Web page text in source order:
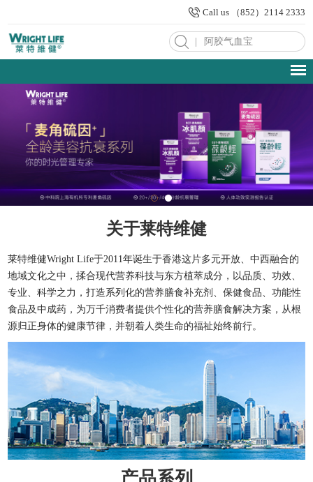
Call us （852）2114 2333
关于莱特维健
莱特维健Wright Life于2011年诞生于香港这片多元开放、中西融合的
地域文化之中，揉合现代营养科技与东方植萃成分，以品质、功效、
专业、科学之力，打造系列化的营养膳食补充剂、保健食品、功能性
食品及中成药，为万千消费者提供个性化的营养膳食解决方案，从根
源归正身体的健康节律，并朝着人类生命的福祉始终前行。
产品系列